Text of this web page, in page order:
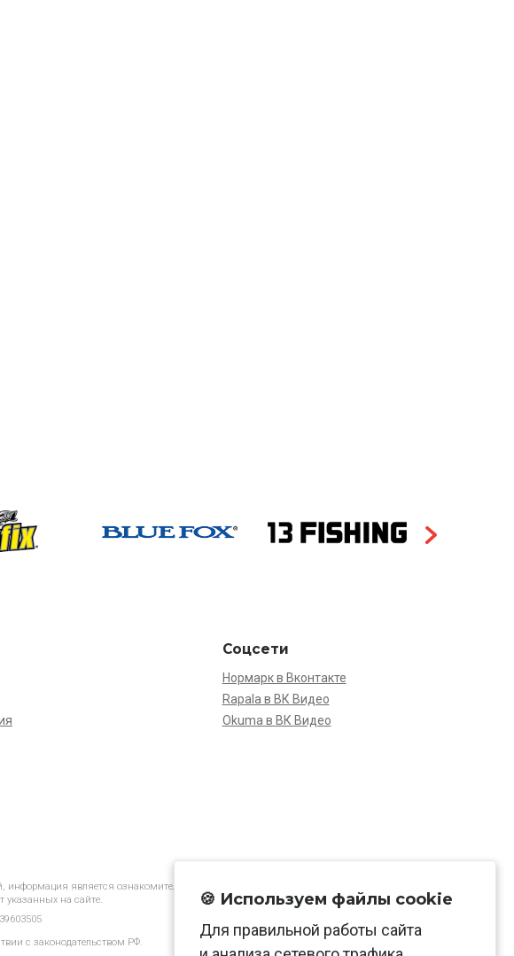
Соцсети
Нормарк в Вконтакте
Rapala в ВК Видео
Okuma в ВК Видео
информация является ознакомительной.
указанных на сайте.
с законодательством РФ.
🍪 Используем файлы cookie
Для правильной работы сайта